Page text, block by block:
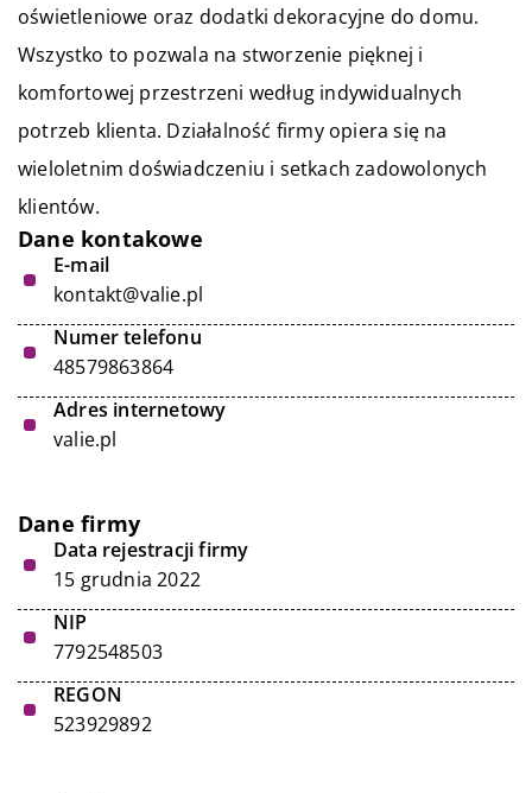
oświetleniowe oraz dodatki dekoracyjne do domu.
Wszystko to pozwala na stworzenie pięknej i
komfortowej przestrzeni według indywidualnych
potrzeb klienta. Działalność firmy opiera się na
wieloletnim doświadczeniu i setkach zadowolonych
klientów.
Dane kontakowe
E-mail
kontakt@valie.pl
Numer telefonu
48579863864
Adres internetowy
valie.pl
Dane firmy
Data rejestracji firmy
15 grudnia 2022
NIP
7792548503
REGON
523929892